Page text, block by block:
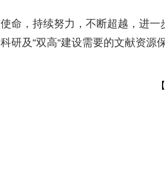
命，持续努力，不断超越，进一
及“双高“建设需要的文献资源